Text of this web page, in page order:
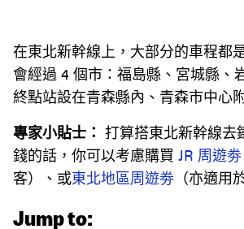
在東北新幹線上，大部分的車程都
會經過 4 個市：福島縣、宮城縣、
終點站設在青森縣內、青森市中心
專家小貼士： 打算搭東北新幹線去
錢的話，你可以考慮購買 JR 周遊劵
客）、或東北地區周遊劵 （亦適用
Jump to: